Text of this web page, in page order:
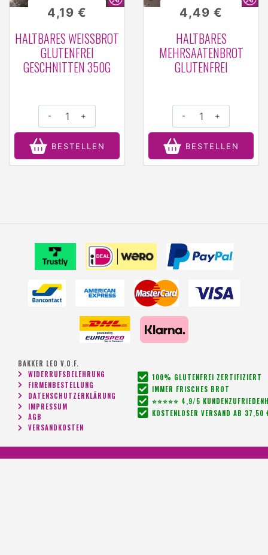
HALTBARES WEISSBROT G
LUTENFREI G
ESCHNITTEN 350G
4,19 €
- +
BESTELLEN
HALTBARES
MEHRSAATENBROT
GLUTENFREI
4,49 €
- +
BESTELLEN
BAKKER LEO V.O.F.
WIDERRUFSBELEHRUNG
FIRMENBESTELLUNG
DATENSCHUTZERKLÄRUNG
IMPRESSUM
AGB
VERSANDKOSTEN
100% GLUTENFREI ZERTIFIZIERT
IMMER FRISCHES BROT
⭐⭐⭐⭐⭐ 4,9/5
KOSTENLOSER VERSAND AB 37,50